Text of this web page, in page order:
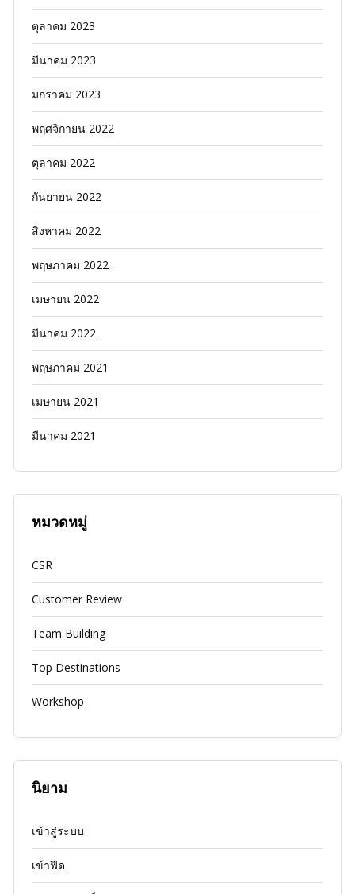
ตุลาคม 2023
มีนาคม 2023
มกราคม 2023
พฤศจิกายน 2022
ตุลาคม 2022
กันยายน 2022
สิงหาคม 2022
พฤษภาคม 2022
เมษายน 2022
มีนาคม 2022
พฤษภาคม 2021
เมษายน 2021
มีนาคม 2021
หมวดหมู่
CSR
Customer Review
Team Building
Top Destinations
Workshop
นิยาม
เข้าสู่ระบบ
เข้าฟีด